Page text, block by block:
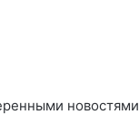
новостями